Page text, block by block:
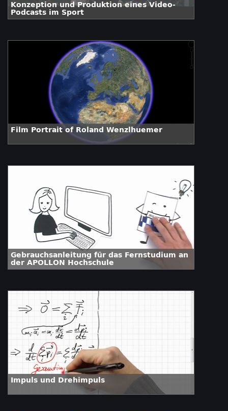
Konzeption und Produktion eines Video-
Podcasts im Sport
Film Portrait of Roland Wenzlhuemer
Gebrauchsanleitung für das Fernstudium an
der APOLLON Hochschule
Impuls und Drehimpuls